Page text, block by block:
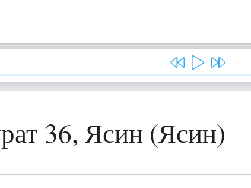
36, Ясин (Ясин)